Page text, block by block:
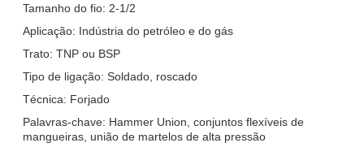
Tamanho do fio: 2-1/2
Aplicação: Indústria do petróleo e do gás
Trato: TNP ou BSP
Tipo de ligação: Soldado, roscado
Técnica: Forjado
Palavras-chave: Hammer Union, conjuntos flexíveis de
mangueiras, união de martelos de alta pressão